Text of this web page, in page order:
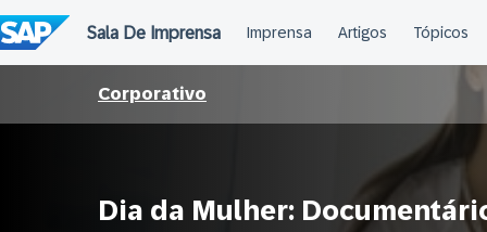
para
o
conteúdo
Corporativo
Dia da Mulher: